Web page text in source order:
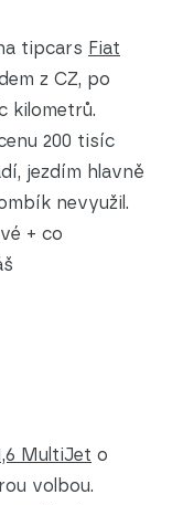
tipcars Fiat
z CZ, po
kilometrů.
200 tisíc
jezdím hlavně
nevyužil.
+ co
MultiJet o
volbou.